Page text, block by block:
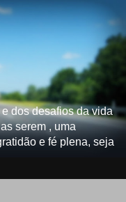
dos desafios da vida
serem , uma
e fé plena, seja